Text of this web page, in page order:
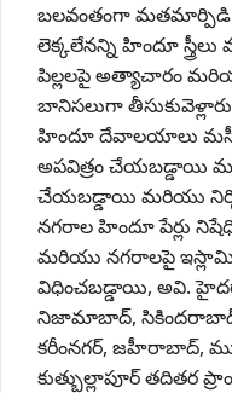
బలవంతంగా మతమార్పిడి
లెక్కలేనన్ని హిందూ
పిల్లలపై అత్యాచారం
బానిసలుగా
హిందూ దేవాలయాలు
అపవిత్రం చేయబడ్డాయి
చేయబడ్డాయి మరియు
నగరాల హిందూ పేర్లు
మరియు నగరాలపై
విధించబడ్డాయి, అవి.
నిజామాబాద్,
కరీంనగర్, జహీరాబాద్,
కుత్బుల్లాపూర్ తదితర